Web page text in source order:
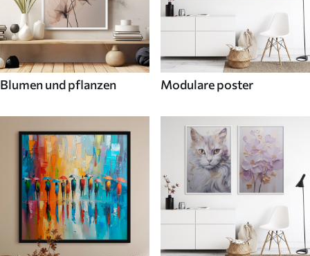
Blumen und pflanzen Modulare poster